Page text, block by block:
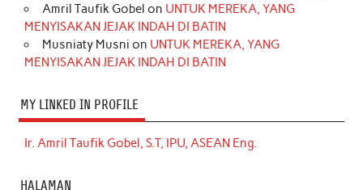
Amril Taufik Gobel on UNTUK MEREKA, YANG
MENYISAKAN JEJAK INDAH DI BATIN
Musniaty Musni on UNTUK MEREKA, YANG
MENYISAKAN JEJAK INDAH DI BATIN
MY LINKED IN PROFILE
Ir. Amril Taufik Gobel, S.T, IPU, ASEAN Eng.
HALAMAN